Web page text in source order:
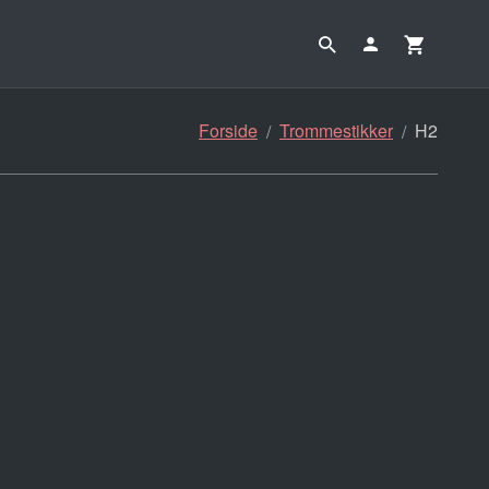
Forside Trommestikker H2